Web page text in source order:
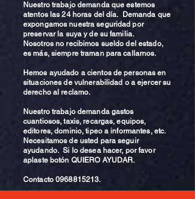
Nuestro trabajo demanda que estemos
atentos las 24 horas del día. Demanda que
expongamos nuestra seguridad por
preservar la suya y de su familia.
Nosotros no recibimos sueldo del estado,
es más, siempre traman para callarnos.
Hemos ayudado a cientos de personas en
situaciones de vulnerabilidad o a ejercer su
derecho al reclamo.
Nuestro trabajo demanda gastos
cuantiosos, taxis, recargas, equipos,
editores, dominio, tipeo a informantes, etc.
Necesitamos de usted para seguir
ayudando. Si lo desea hacer, por favor
aplaste botón QUIERO AYUDAR.
Contacto0968815213.